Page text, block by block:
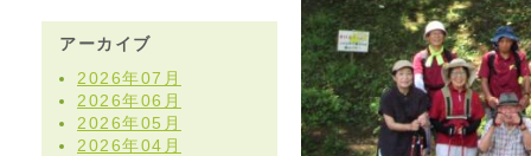
アーカイブ
2026年07月
2026年06月
2026年05月
2026年04月